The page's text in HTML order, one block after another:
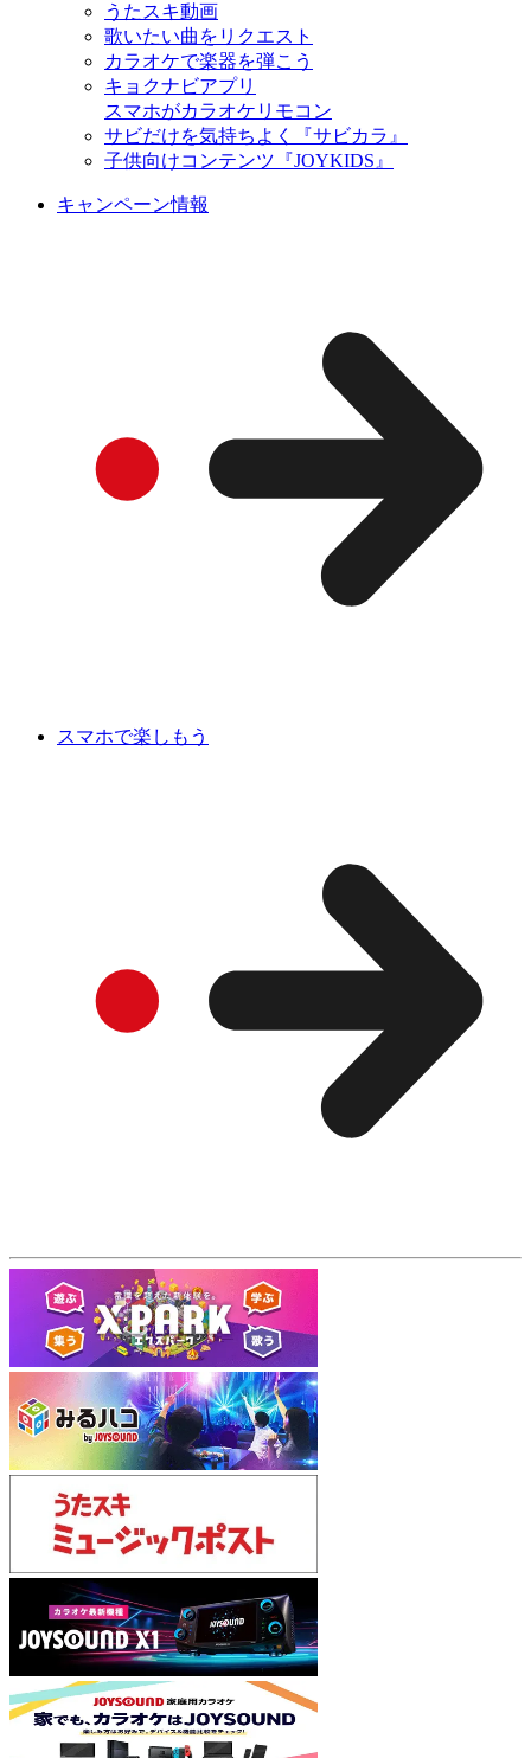
うたスキ動画
歌いたい曲をリクエスト
カラオケで楽器を弾こう
キョクナビアプリ
スマホがカラオケリモコン
サビだけを気持ちよく『サビカラ』
子供向けコンテンツ『JOYKIDS』
キャンペーン情報
スマホで楽しもう